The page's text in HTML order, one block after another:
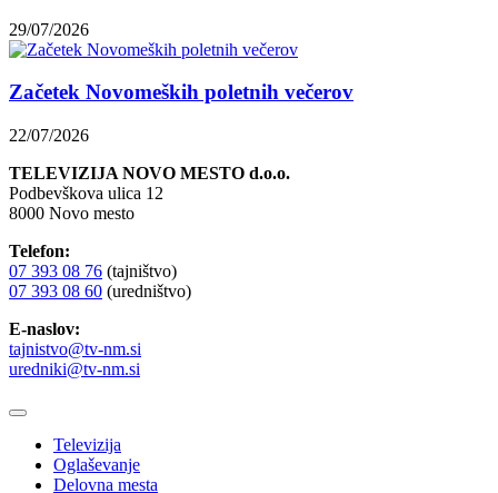
29/07/2026
Začetek Novomeških poletnih večerov
22/07/2026
TELEVIZIJA NOVO MESTO d.o.o.
Podbevškova ulica 12
8000 Novo mesto
Telefon:
07 393 08 76 (tajništvo)
07 393 08 60 (uredništvo)
E-naslov:
tajnistvo@tv-nm.si
uredniki@tv-nm.si
Televizija
Oglaševanje
Delovna mesta